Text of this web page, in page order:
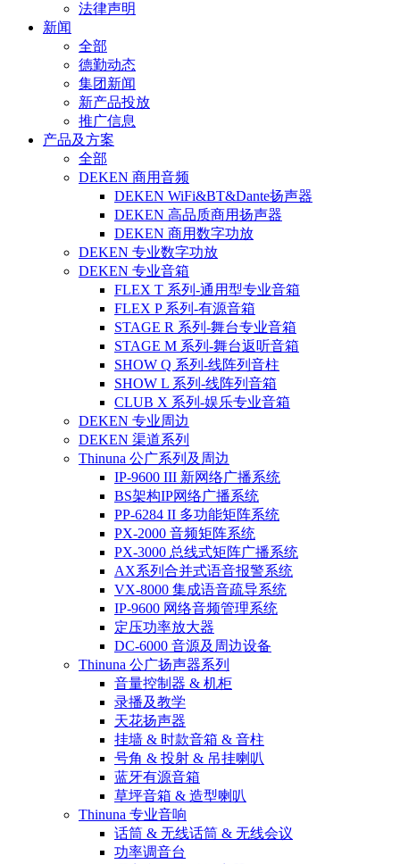
法律声明
新闻
全部
德勤动态
集团新闻
新产品投放
推广信息
产品及方案
全部
DEKEN 商用音频
DEKEN WiFi&BT&Dante扬声器
DEKEN 高品质商用扬声器
DEKEN 商用数字功放
DEKEN 专业数字功放
DEKEN 专业音箱
FLEX T 系列-通用型专业音箱
FLEX P 系列-有源音箱
STAGE R 系列-舞台专业音箱
STAGE M 系列-舞台返听音箱
SHOW Q 系列-线阵列音柱
SHOW L 系列-线阵列音箱
CLUB X 系列-娱乐专业音箱
DEKEN 专业周边
DEKEN 渠道系列
Thinuna 公广系列及周边
IP-9600 III 新网络广播系统
BS架构IP网络广播系统
PP-6284 II 多功能矩阵系统
PX-2000 音频矩阵系统
PX-3000 总线式矩阵广播系统
AX系列合并式语音报警系统
VX-8000 集成语音疏导系统
IP-9600 网络音频管理系统
定压功率放大器
DC-6000 音源及周边设备
Thinuna 公广扬声器系列
音量控制器 & 机柜
录播及教学
天花扬声器
挂墙 & 时款音箱 & 音柱
号角 & 投射 & 吊挂喇叭
蓝牙有源音箱
草坪音箱 & 造型喇叭
Thinuna 专业音响
话筒 & 无线话筒 & 无线会议
功率调音台